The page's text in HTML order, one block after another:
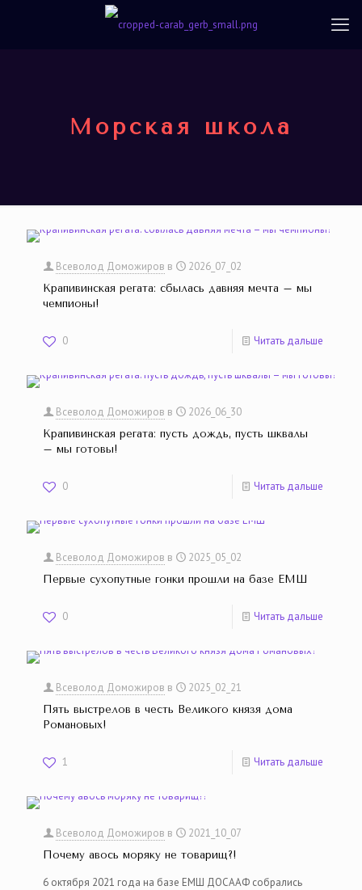
Морская школа
Всеволод Доможиров в 2026_07_02
Крапивинская регата: сбылась давняя мечта – мы
чемпионы!
0 Читать дальше
Всеволод Доможиров в 2026_06_30
Крапивинская регата: пусть дождь, пусть шквалы
– мы готовы!
0 Читать дальше
Всеволод Доможиров в 2025_05_02
Первые сухопутные гонки прошли на базе ЕМШ
0 Читать дальше
Всеволод Доможиров в 2025_02_21
Пять выстрелов в честь Великого князя дома
Романовых!
1 Читать дальше
Всеволод Доможиров в 2021_10_07
Почему авось моряку не товарищ?!
6 октября 2021 года на базе ЕМШ ДОСААФ собрались